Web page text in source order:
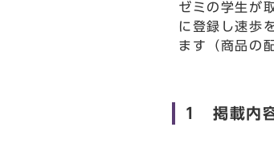
ゼミの学生が
に登録し速歩
ます（商品の
1 掲載内